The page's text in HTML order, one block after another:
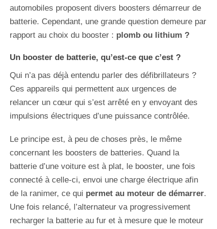
automobiles proposent divers boosters démarreur de
batterie. Cependant, une grande question demeure par
rapport au choix du booster : plomb ou lithium ?
Un booster de batterie, qu’est-ce que c’est ?
Qui n’a pas déjà entendu parler des défibrillateurs ?
Ces appareils qui permettent aux urgences de
relancer un cœur qui s’est arrêté en y envoyant des
impulsions électriques d’une puissance contrôlée.
Le principe est, à peu de choses près, le même
concernant les boosters de batteries. Quand la
batterie d’une voiture est à plat, le booster, une fois
connecté à celle-ci, envoi une charge électrique afin
de la ranimer, ce qui permet au moteur de démarrer.
Une fois relancé, l’alternateur va progressivement
recharger la batterie au fur et à mesure que le moteur